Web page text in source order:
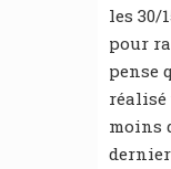
les 30/
pour
pense
réalisé
moins
dernier